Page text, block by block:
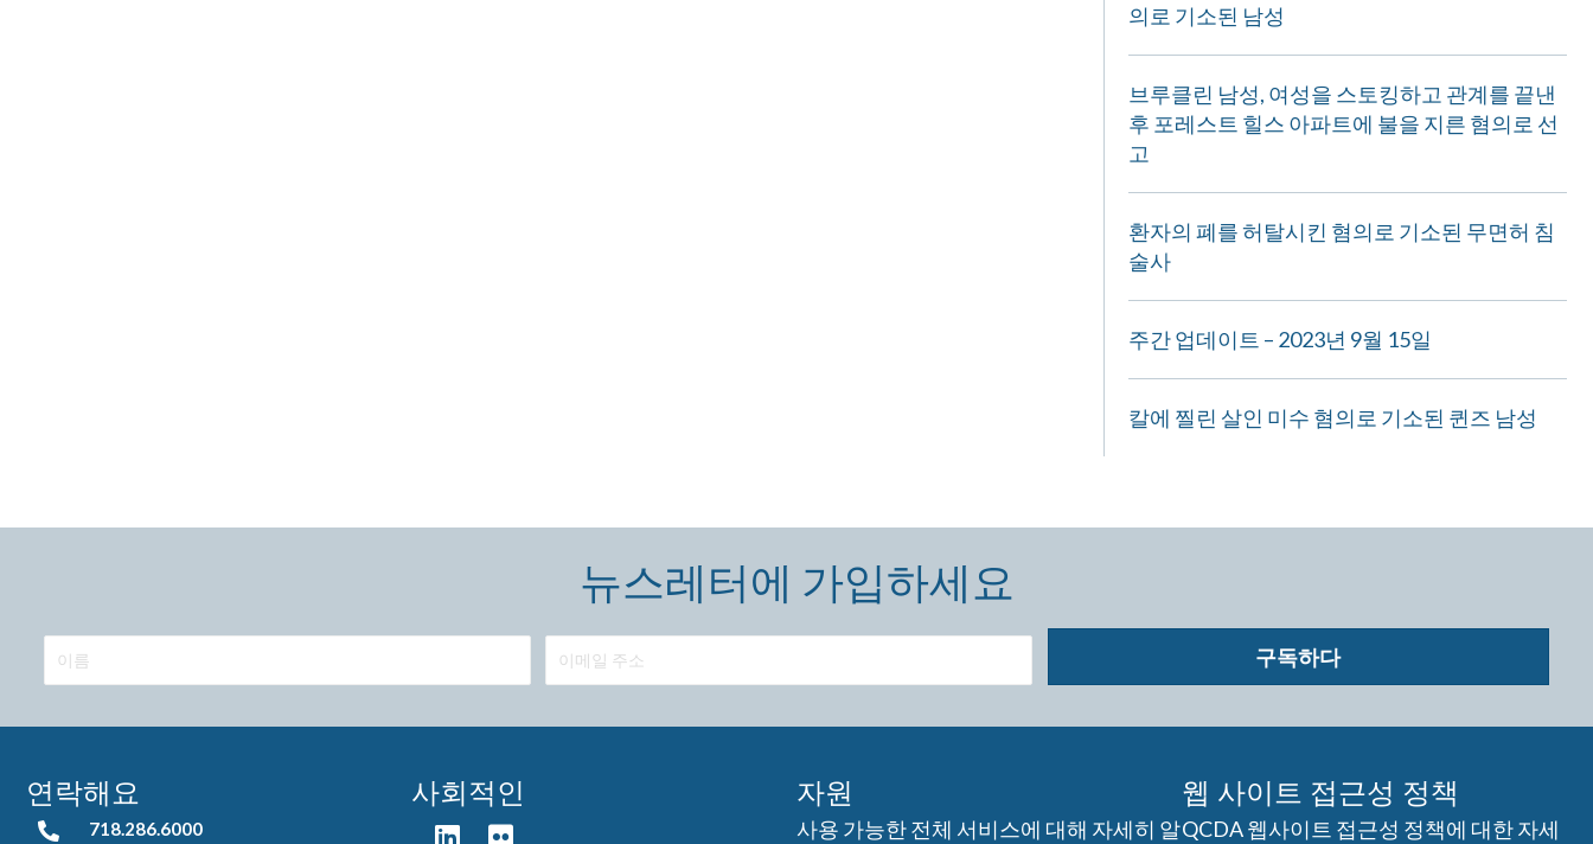
의로 기소된 남성
브루클린 남성, 여성을 스토킹하고 관계를 끝낸
후 포레스트 힐스 아파트에 불을 지른 혐의로 선
고
환자의 폐를 허탈시킨 혐의로 기소된 무면허 침
술사
주간 업데이트 – 2023년 9월 15일
칼에 찔린 살인 미수 혐의로 기소된 퀸즈 남성
뉴스레터에 가입하세요
구독하다
연락해요
718.286.6000
718.286.6000
사회적인 자원
사용 가능한 전체 서비스에 대해 자세히 알
웹 사이트 접근성 정책
QCDA 웹사이트 접근성 정책에 대한 자세